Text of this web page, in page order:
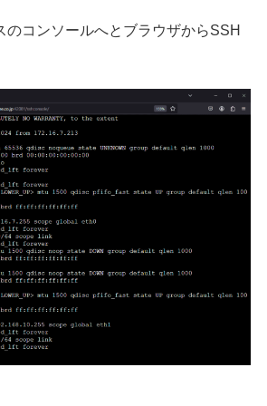
のコンソールへとブラウザからSSH